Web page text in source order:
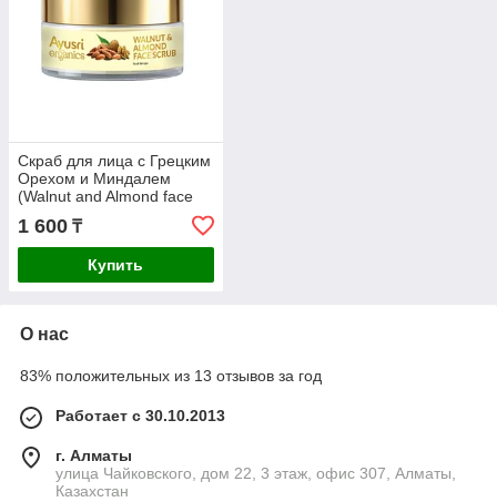
Скраб для лица с Грецким
Орехом и Миндалем
(Walnut and Almond face
scrub AYUSRI), 50 гр
1 600 ₸
Купить
О нас
83% положительных из 13 отзывов за год
Работает с 30.10.2013
г. Алматы
улица Чайковского, дом 22, 3 этаж, офис 307, Алматы,
Казахстан